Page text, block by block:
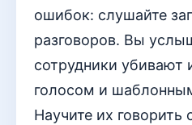
ошибок: слушайте
разговоров. Вы
сотрудники убивают
голосом и
Научите их говорить